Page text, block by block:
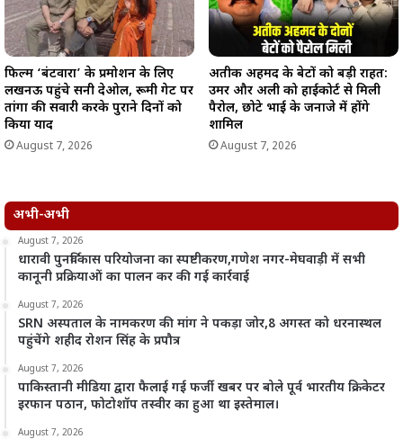
फिल्म ‘बंटवारा’ के प्रमोशन के लिए
लखनऊ पहुंचे सनी देओल, रूमी गेट पर
तांगा की सवारी करके पुराने दिनों को
किया याद
August 7, 2026
अतीक अहमद के बेटों को बड़ी राहत:
उमर और अली को हाईकोर्ट से मिली
पैरोल, छोटे भाई के जनाजे में होंगे
शामिल
August 7, 2026
अभी-अभी
August 7, 2026
धारावी पुनर्विकास परियोजना का स्पष्टीकरण,गणेश नगर-मेघवाड़ी में सभी
कानूनी प्रक्रियाओं का पालन कर की गई कार्रवाई
August 7, 2026
SRN अस्पताल के नामकरण की मांग ने पकड़ा जोर,8 अगस्त को धरनास्थल
पहुंचेंगे शहीद रोशन सिंह के प्रपौत्र
August 7, 2026
पाकिस्तानी मीडिया द्वारा फैलाई गई फर्जी खबर पर बोले पूर्व भारतीय क्रिकेटर
इरफान पठान, फोटोशॉप तस्वीर का हुआ था इस्तेमाल।
August 7, 2026